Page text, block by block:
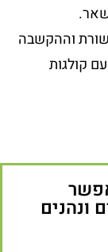
וההקשבה
קולגות
ונהנים